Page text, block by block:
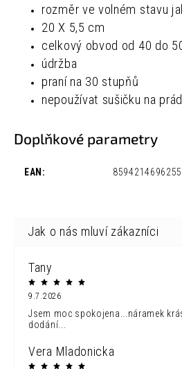
rozměr ve volném stavu
20 X 5,5 cm
celkový obvod od 40 do
údržba
praní na 30 stupňů
nepoužívat sušičku na
Doplňkové parametry
EAN : 8594214696255
Tany
9.7.2026
Jsem moc spokojena...náramek
dodání...
Vera Mladonicka